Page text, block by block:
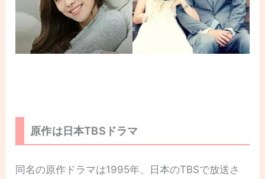
原作は日本TBSドラマ
同名の原作ドラマは1995年、日本のTBSで放送さ